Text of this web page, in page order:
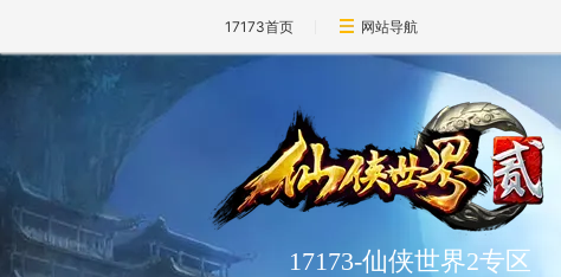
17173首页 网站导航
17173-仙侠世界2专区